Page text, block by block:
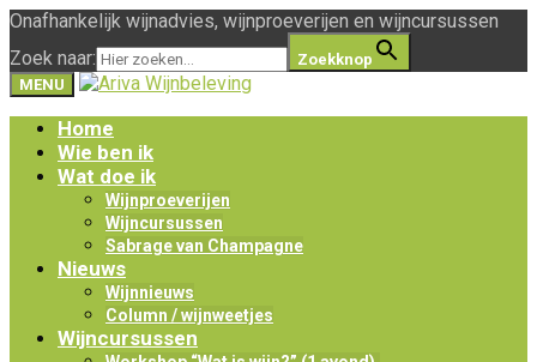
Onafhankelijk wijnadvies, wijnproeverijen en wijncursussen
Zoek naar:
Zoekknop
MENU
Home
Wie ben ik
Wat doe ik
Wijnproeverijen
Wijncursussen
Sabrage van Champagne
Nieuws
Wijnnieuws
Column / wijnweetjes
Wijncursussen